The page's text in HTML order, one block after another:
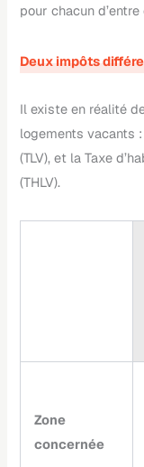
pour chacun d’entre
Deux impôts
Il existe en réalité
logements vacants
(TLV), et la Taxe
(THLV).
Zone
concernée